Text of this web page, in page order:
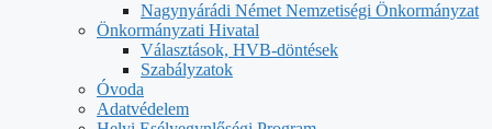
Nagynyárádi Német Nemzetiségi Önkormányzat
Önkormányzati Hivatal
Választások, HVB-döntések
Szabályzatok
Óvoda
Adatvédelem